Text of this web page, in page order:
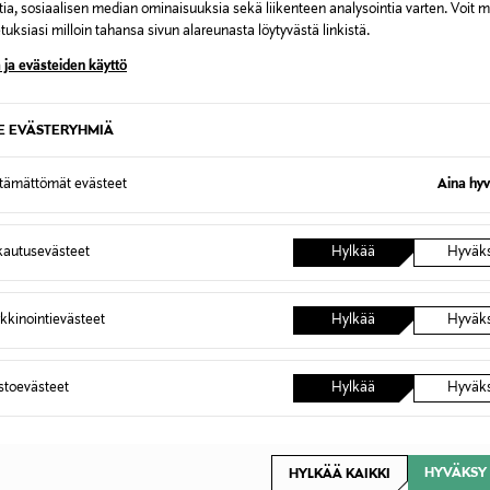
sosiaalisen median ominaisuuksia sekä liikenteen analysointia varten. Voit
milloin tahansa sivun alareunasta löytyvästä linkistä.
ja evästeiden käyttö
EVÄSTERYHMIÄ
evästeet Aina
Hylkää
Hylkää
Hylkää
HYLKÄÄ KAIKKI